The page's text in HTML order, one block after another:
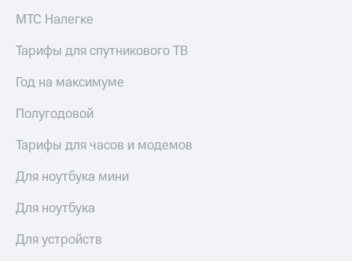
МТС Налегке
Тарифы для спутникового ТВ
Год на максимуме
Полугодовой
Тарифы для часов и модемов
Для ноутбука мини
Для ноутбука
Для устройств